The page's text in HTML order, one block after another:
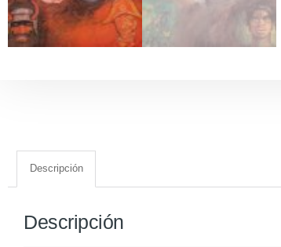
Descripción
Descripción